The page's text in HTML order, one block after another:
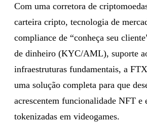
Com uma corretora de
carteira cripto, tecnologia de
compliance de “conheça seu
de dinheiro (KYC/AML), suporte
infraestruturas fundamentais, a
uma solução completa para que
acrescentem funcionalidade NFT e
tokenizadas em videogames.